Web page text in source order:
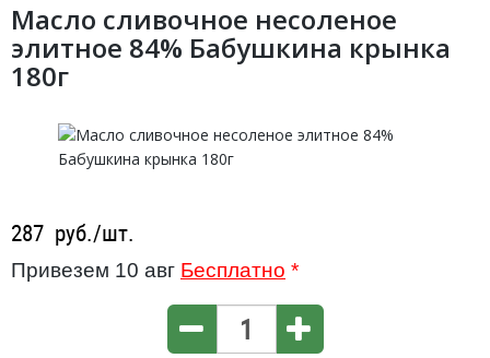
Масло сливочное несоленое
элитное 84% Бабушкина крынка
180г
287 руб./шт.
Привезем 10 авг Бесплатно *